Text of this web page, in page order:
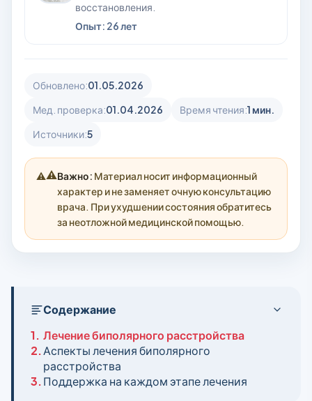
восстановления.
Опыт: 26 лет
Обновлено:01.05.2026
Мед. проверка:01.04.2026 Время чтения:1 мин.
Источники:5
⚠️Важно: Материал носит информационный
характер и не заменяет очную консультацию
врача. При ухудшении состояния обратитесь
за неотложной медицинской помощью.
Содержание
1. Лечение биполярного расстройства
2.Аспекты лечения биполярного
расстройства
3.Поддержка на каждом этапе лечения